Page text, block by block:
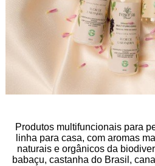
Produtos multifuncionais para
linha para casa, com aromas
naturais e orgânicos da
babaçu, castanha do Brasil,